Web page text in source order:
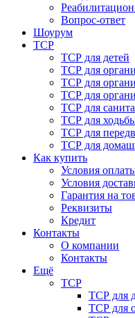
Вопрос-ответ
Шоурум
ТСР
ТСР для детей
ТСР для
ТСР для
ТСР для
ТСР для
ТСР для
ТСР для
ТСР для
Как купить
Условия
Условия
Гарантия на
Реквизиты
Кредит
Контакты
О компании
Контакты
Ещё
ТСР
ТСР для
ТСР для